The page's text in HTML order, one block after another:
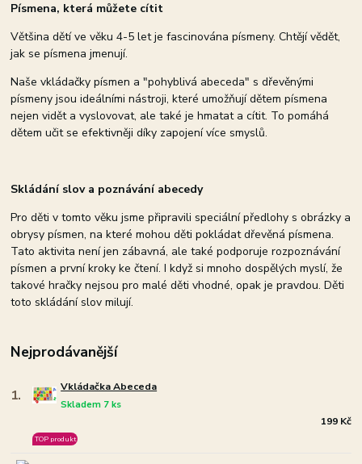
Písmena, která můžete cítit
Většina dětí ve věku 4-5 let je fascinována písmeny. Chtějí vědět,
jak se písmena jmenují.
Naše vkládačky písmen a "pohyblivá abeceda" s dřevěnými
písmeny jsou ideálními nástroji, které umožňují dětem písmena
nejen vidět a vyslovovat, ale také je hmatat a cítit. To pomáhá
dětem učit se efektivněji díky zapojení více smyslů.
Skládání slov a poznávání abecedy
Pro děti v tomto věku jsme připravili speciální předlohy s obrázky a
obrysy písmen, na které mohou děti pokládat dřevěná písmena.
Tato aktivita není jen zábavná, ale také podporuje rozpoznávání
písmen a první kroky ke čtení. I když si mnoho dospělých myslí, že
takové hračky nejsou pro malé děti vhodné, opak je pravdou. Děti
toto skládání slov milují.
Nejprodávanější
1. Vkládačka Abeceda
Skladem 7 ks
TOP produkt
199 Kč